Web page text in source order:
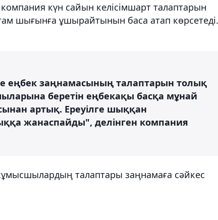
күн сайын келісімшарт талаптарын
шығынға ұшырайтынын баса атап көрсетеді.
заңнамасының талаптарын толық
беретін еңбекақы басқа мұнай
артық. Ереуілге шыққан
жанаспайды", делінген компания
талаптары заңнамаға сәйкес